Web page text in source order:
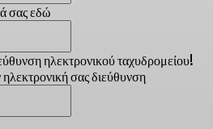
σας εδώ
ηλεκτρονικού ταχυδρομείου!
σας διεύθυνση